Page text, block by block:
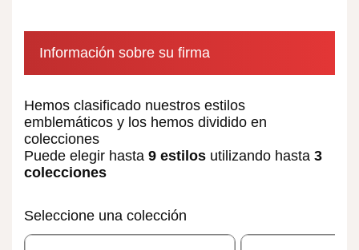
Información sobre su firma
Hemos clasificado nuestros estilos
emblemáticos y los hemos dividido en
colecciones
Puede elegir hasta 9 estilos utilizando hasta 3
colecciones
Seleccione una colección